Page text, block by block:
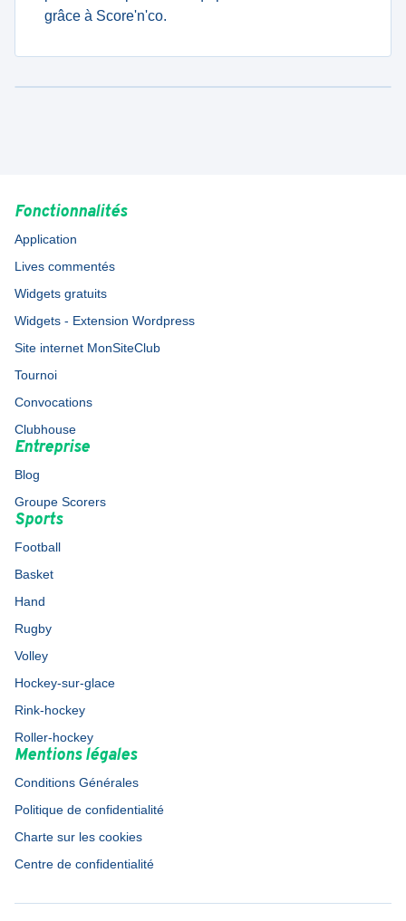
grâce à Score'n'co.
Fonctionnalités
Application
Lives commentés
Widgets gratuits
Widgets - Extension Wordpress
Site internet MonSiteClub
Tournoi
Convocations
Clubhouse
Entreprise
Blog
Groupe Scorers
Sports
Football
Basket
Hand
Rugby
Volley
Hockey-sur-glace
Rink-hockey
Roller-hockey
Mentions légales
Conditions Générales
Politique de confidentialité
Charte sur les cookies
Centre de confidentialité